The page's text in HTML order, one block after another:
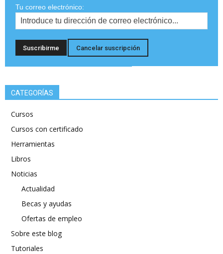
Tu correo electrónico:
CATEGORÍAS
Cursos
Cursos con certificado
Herramientas
Libros
Noticias
Actualidad
Becas y ayudas
Ofertas de empleo
Sobre este blog
Tutoriales